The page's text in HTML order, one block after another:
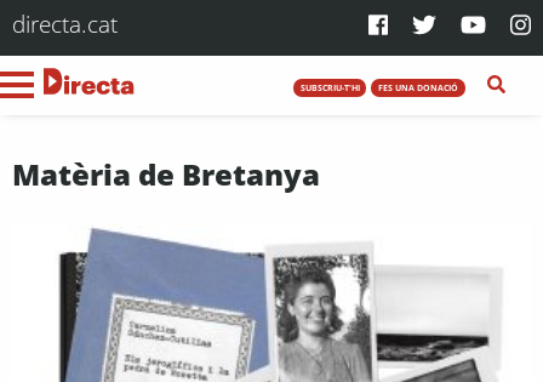
directa.cat
SUBSCRIU-T'HI FES UNA DONACIÓ
Matèria de Bretanya